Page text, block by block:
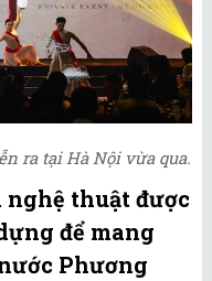
ra tại Hà Nội vừa qua.
thuật được
để mang
Phương